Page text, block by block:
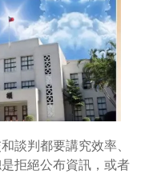
談判都要講究效率、
拒絕公布資訊，或者